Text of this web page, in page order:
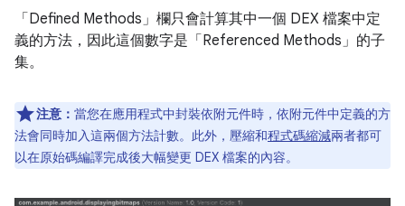
「Defined Methods」 欄只會計算其中一個 DEX 檔案中定
義的方法，因此這個數字是「Referenced Methods」 的子
集。
注意： 當您在應用程式中封裝依附元件時，依附元件中定義的方
法會同時加入這兩個方法計數。此外，壓縮和程式碼縮減兩者都可
以在原始碼編譯完成後大幅變更 DEX 檔案的內容。